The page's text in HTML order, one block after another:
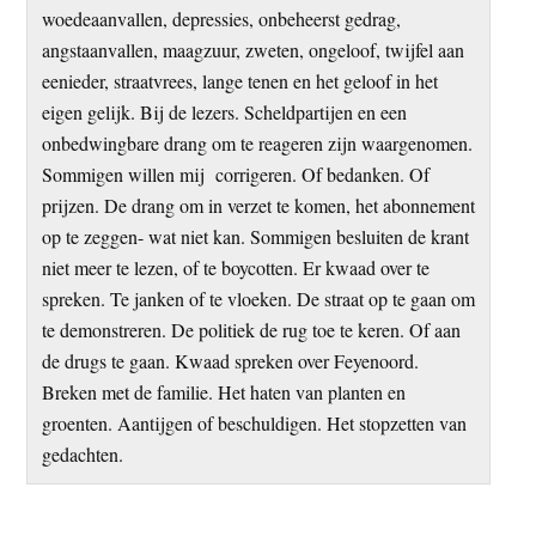
woedeaanvallen, depressies, onbeheerst gedrag,
angstaanvallen, maagzuur, zweten, ongeloof, twijfel aan
eenieder, straatvrees, lange tenen en het geloof in het
eigen gelijk. Bij de lezers. Scheldpartijen en een
onbedwingbare drang om te reageren zijn waargenomen.
Sommigen willen mij corrigeren. Of bedanken. Of
prijzen. De drang om in verzet te komen, het abonnement
op te zeggen- wat niet kan. Sommigen besluiten de krant
niet meer te lezen, of te boycotten. Er kwaad over te
spreken. Te janken of te vloeken. De straat op te gaan om
te demonstreren. De politiek de rug toe te keren. Of aan
de drugs te gaan. Kwaad spreken over Feyenoord.
Breken met de familie. Het haten van planten en
groenten. Aantijgen of beschuldigen. Het stopzetten van
gedachten.